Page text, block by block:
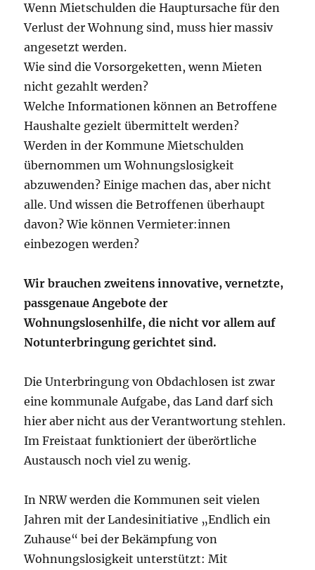
Wenn Mietschulden die Hauptursache für den
Verlust der Wohnung sind, muss hier massiv
angesetzt werden.
Wie sind die Vorsorgeketten, wenn Mieten
nicht gezahlt werden?
Welche Informationen können an Betroffene
Haushalte gezielt übermittelt werden?
Werden in der Kommune Mietschulden
übernommen um Wohnungslosigkeit
abzuwenden? Einige machen das, aber nicht
alle. Und wissen die Betroffenen überhaupt
davon? Wie können Vermieter:innen
einbezogen werden?
Wir brauchen zweitens innovative, vernetzte,
passgenaue Angebote der
Wohnungslosenhilfe, die nicht vor allem auf
Notunterbringung gerichtet sind.
Die Unterbringung von Obdachlosen ist zwar
eine kommunale Aufgabe, das Land darf sich
hier aber nicht aus der Verantwortung stehlen.
Im Freistaat funktioniert der überörtliche
Austausch noch viel zu wenig.
In NRW werden die Kommunen seit vielen
Jahren mit der Landesinitiative „Endlich ein
Zuhause“ bei der Bekämpfung von
Wohnungslosigkeit unterstützt: Mit